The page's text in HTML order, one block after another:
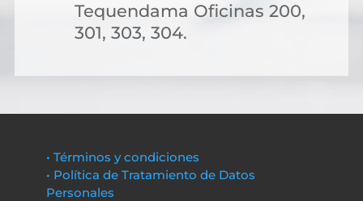
Tequendama Oficinas 200,
301, 303, 304.
• Términos y condiciones
• Política de Tratamiento de Datos
Personales